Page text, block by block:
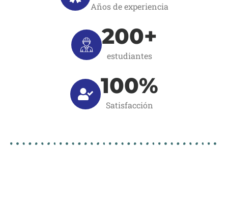
Años de experiencia
estudiantes
200+
Satisfacción
100%